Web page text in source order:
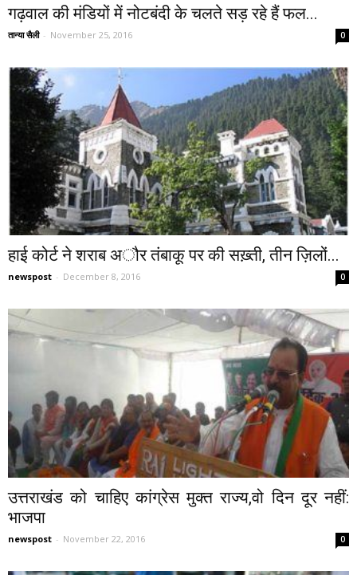
गढ़वाल की मंडियों में नोटबंदी के चलते सड़ रहे हैं फल...
तान्या सैली - November 25, 2016 0
हाई कोर्ट ने शराब अौर तंबाकू पर की सख़्ती, तीन ज़िलों...
newspost - December 8, 2016 0
उत्तराखंड को चाहिए कांग्रेस मुक्त राज्य,वो दिन दूर नहीं:
भाजपा
newspost - November 22, 2016 0